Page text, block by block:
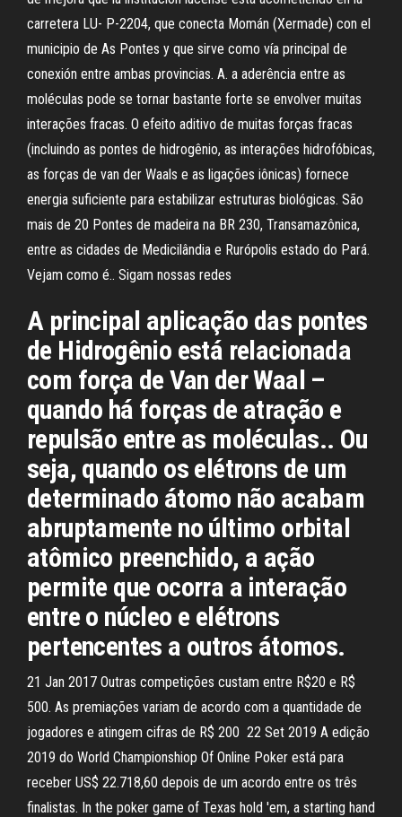
carretera LU- P-2204, que conecta Momán (Xermade) con el
municipio de As Pontes y que sirve como vía principal de
conexión entre ambas provincias. A. a aderência entre as
moléculas pode se tornar bastante forte se envolver muitas
interações fracas. O efeito aditivo de muitas forças fracas
(incluindo as pontes de hidrogênio, as interações hidrofóbicas,
as forças de van der Waals e as ligações iônicas) fornece
energia suficiente para estabilizar estruturas biológicas. São
mais de 20 Pontes de madeira na BR 230, Transamazônica,
entre as cidades de Medicilândia e Rurópolis estado do Pará.
Vejam como é.. Sigam nossas redes
A principal aplicação das pontes
de Hidrogênio está relacionada
com força de Van der Waal –
quando há forças de atração e
repulsão entre as moléculas.. Ou
seja, quando os elétrons de um
determinado átomo não acabam
abruptamente no último orbital
atômico preenchido, a ação
permite que ocorra a interação
entre o núcleo e elétrons
pertencentes a outros átomos.
21 Jan 2017 Outras competições custam entre R$20 e R$
500. As premiações variam de acordo com a quantidade de
jogadores e atingem cifras de R$ 200 22 Set 2019 A edição
2019 do World Championshiop Of Online Poker está para
receber US$ 22.718,60 depois de um acordo entre os três
finalistas. In the poker game of Texas hold 'em, a starting hand